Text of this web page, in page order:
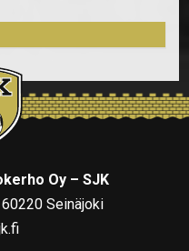
Oy – SJK
Seinäjoki